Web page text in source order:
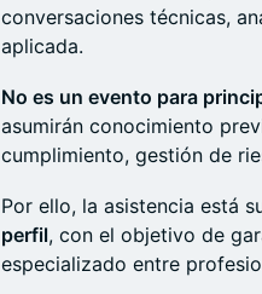
conversaciones técnicas,
aplicada.
No es un evento para
asumirán conocimiento
cumplimiento, gestión de
Por ello, la asistencia está
perfil, con el objetivo de
especializado entre